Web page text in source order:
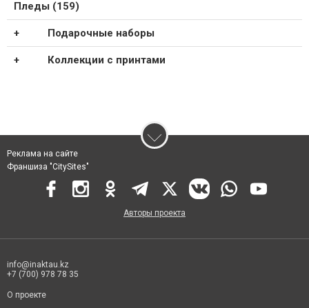
Пледы (159)
Подарочные наборы
Коллекции с принтами
Реклама на сайте
Франшиза "CitySites"
Авторы проекта
info@inaktau.kz
+7 (700) 978 78 35
О проекте